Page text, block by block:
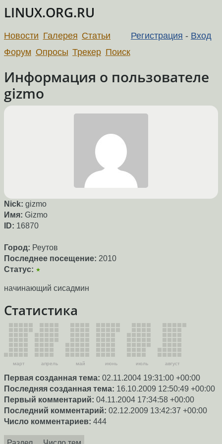
LINUX.ORG.RU
Регистрация - Вход
Новости Галерея Статьи
Форум Опросы Трекер Поиск
Информация о пользователе
gizmo
Nick: gizmo
Имя: Gizmo
ID: 16870
Город: Реутов
Последнее посещение: 2010
Статус: ★
начинающий сисадмин
Статистика
март апрель май июнь июль август
Первая созданная тема: 02.11.2004 19:31:00 +00:00
Последняя созданная тема: 16.10.2009 12:50:49 +00:00
Первый комментарий: 04.11.2004 17:34:58 +00:00
Последний комментарий: 02.12.2009 13:42:37 +00:00
Число комментариев: 444